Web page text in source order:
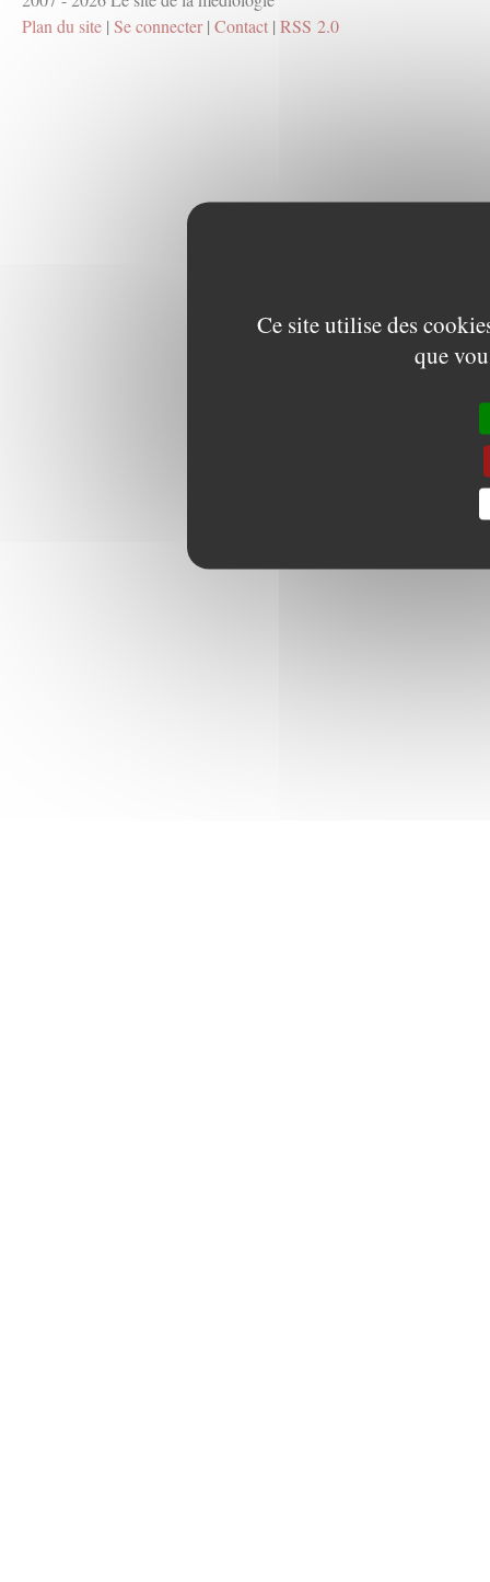
Plan du site | Se connecter| Contact | RSS 2.0
Ce site utilise des
que